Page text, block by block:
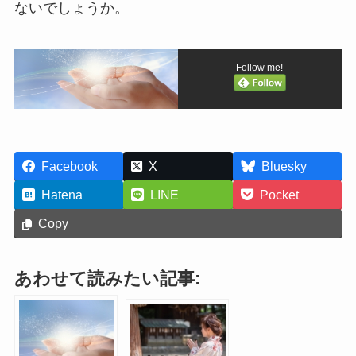
ないでしょうか。
Follow me!
Facebook X
Bluesky
Hatena
LINE
Pocket
Copy
あわせて読みたい記事: